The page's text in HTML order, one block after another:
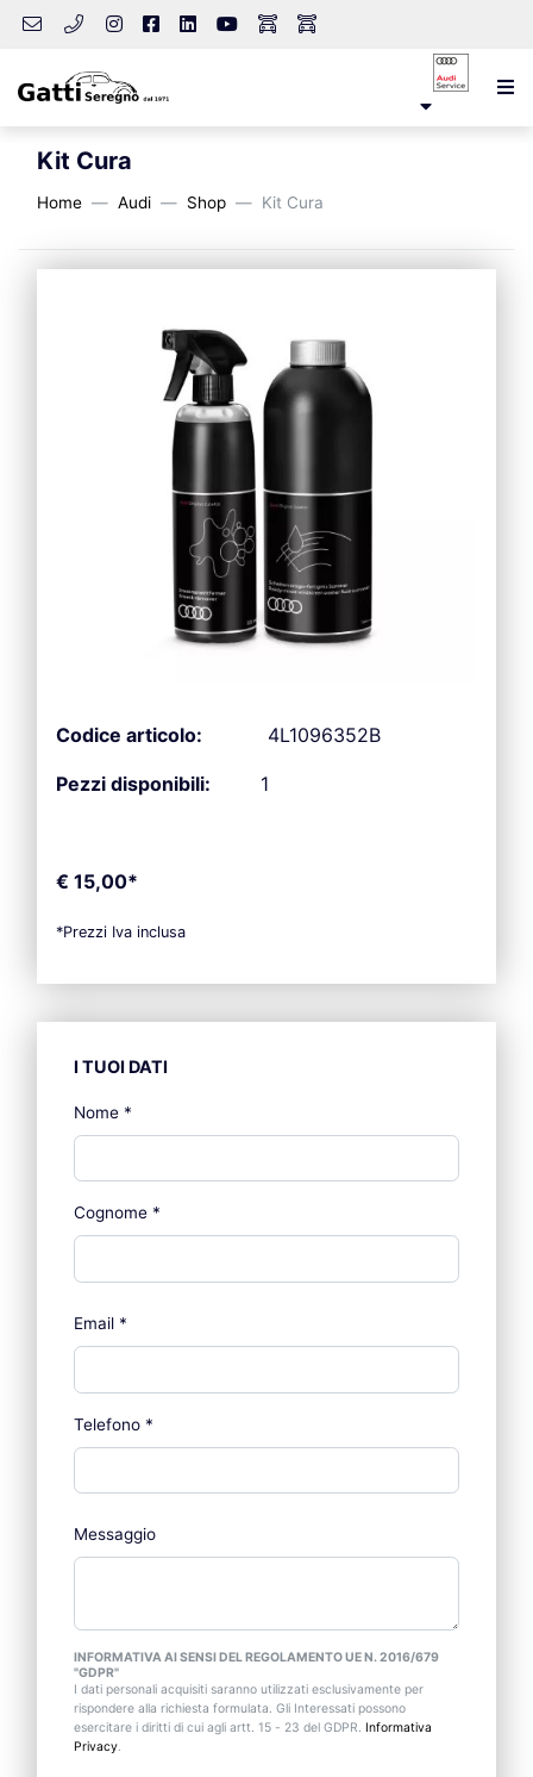
Kit Cura
Home Audi Shop Kit Cura
Codice articolo: 4L1096352B
Pezzi disponibili: 1
€ 15,00*
*Prezzi Iva inclusa
I TUOI DATI
Nome *
Cognome *
Email *
Telefono *
Messaggio
INFORMATIVA AI SENSI DEL REGOLAMENTO UE N. 2016/679
"GDPR"
I dati personali acquisiti saranno utilizzati esclusivamente per
rispondere alla richiesta formulata. Gli Interessati possono
esercitare i diritti di cui agli artt. 15 - 23 del GDPR. Informativa
Privacy.